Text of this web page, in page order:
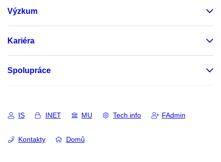
Výzkum
Kariéra
Spolupráce
IS INET MU Tech info FAdmin
Kontakty Domů